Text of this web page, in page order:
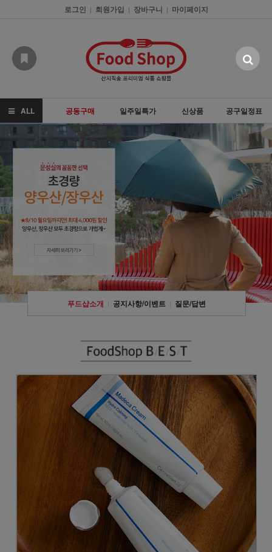
로그인 | 회원가입 | 장바구니 | 마이페이지
ALL 공동구매 일주일특가 신상품 공구일정표
푸드샵소개 공지사항/이벤트 질문/답변